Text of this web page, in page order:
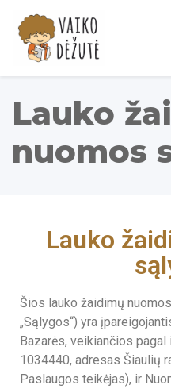
Lauko
nuomos
Lauko
Šios lauko žaidimų
„Sąlygos“) yra
Bazarės, veikiančios pagal
1034440, adresas Šiaulių
Paslaugos teikėjas), ir